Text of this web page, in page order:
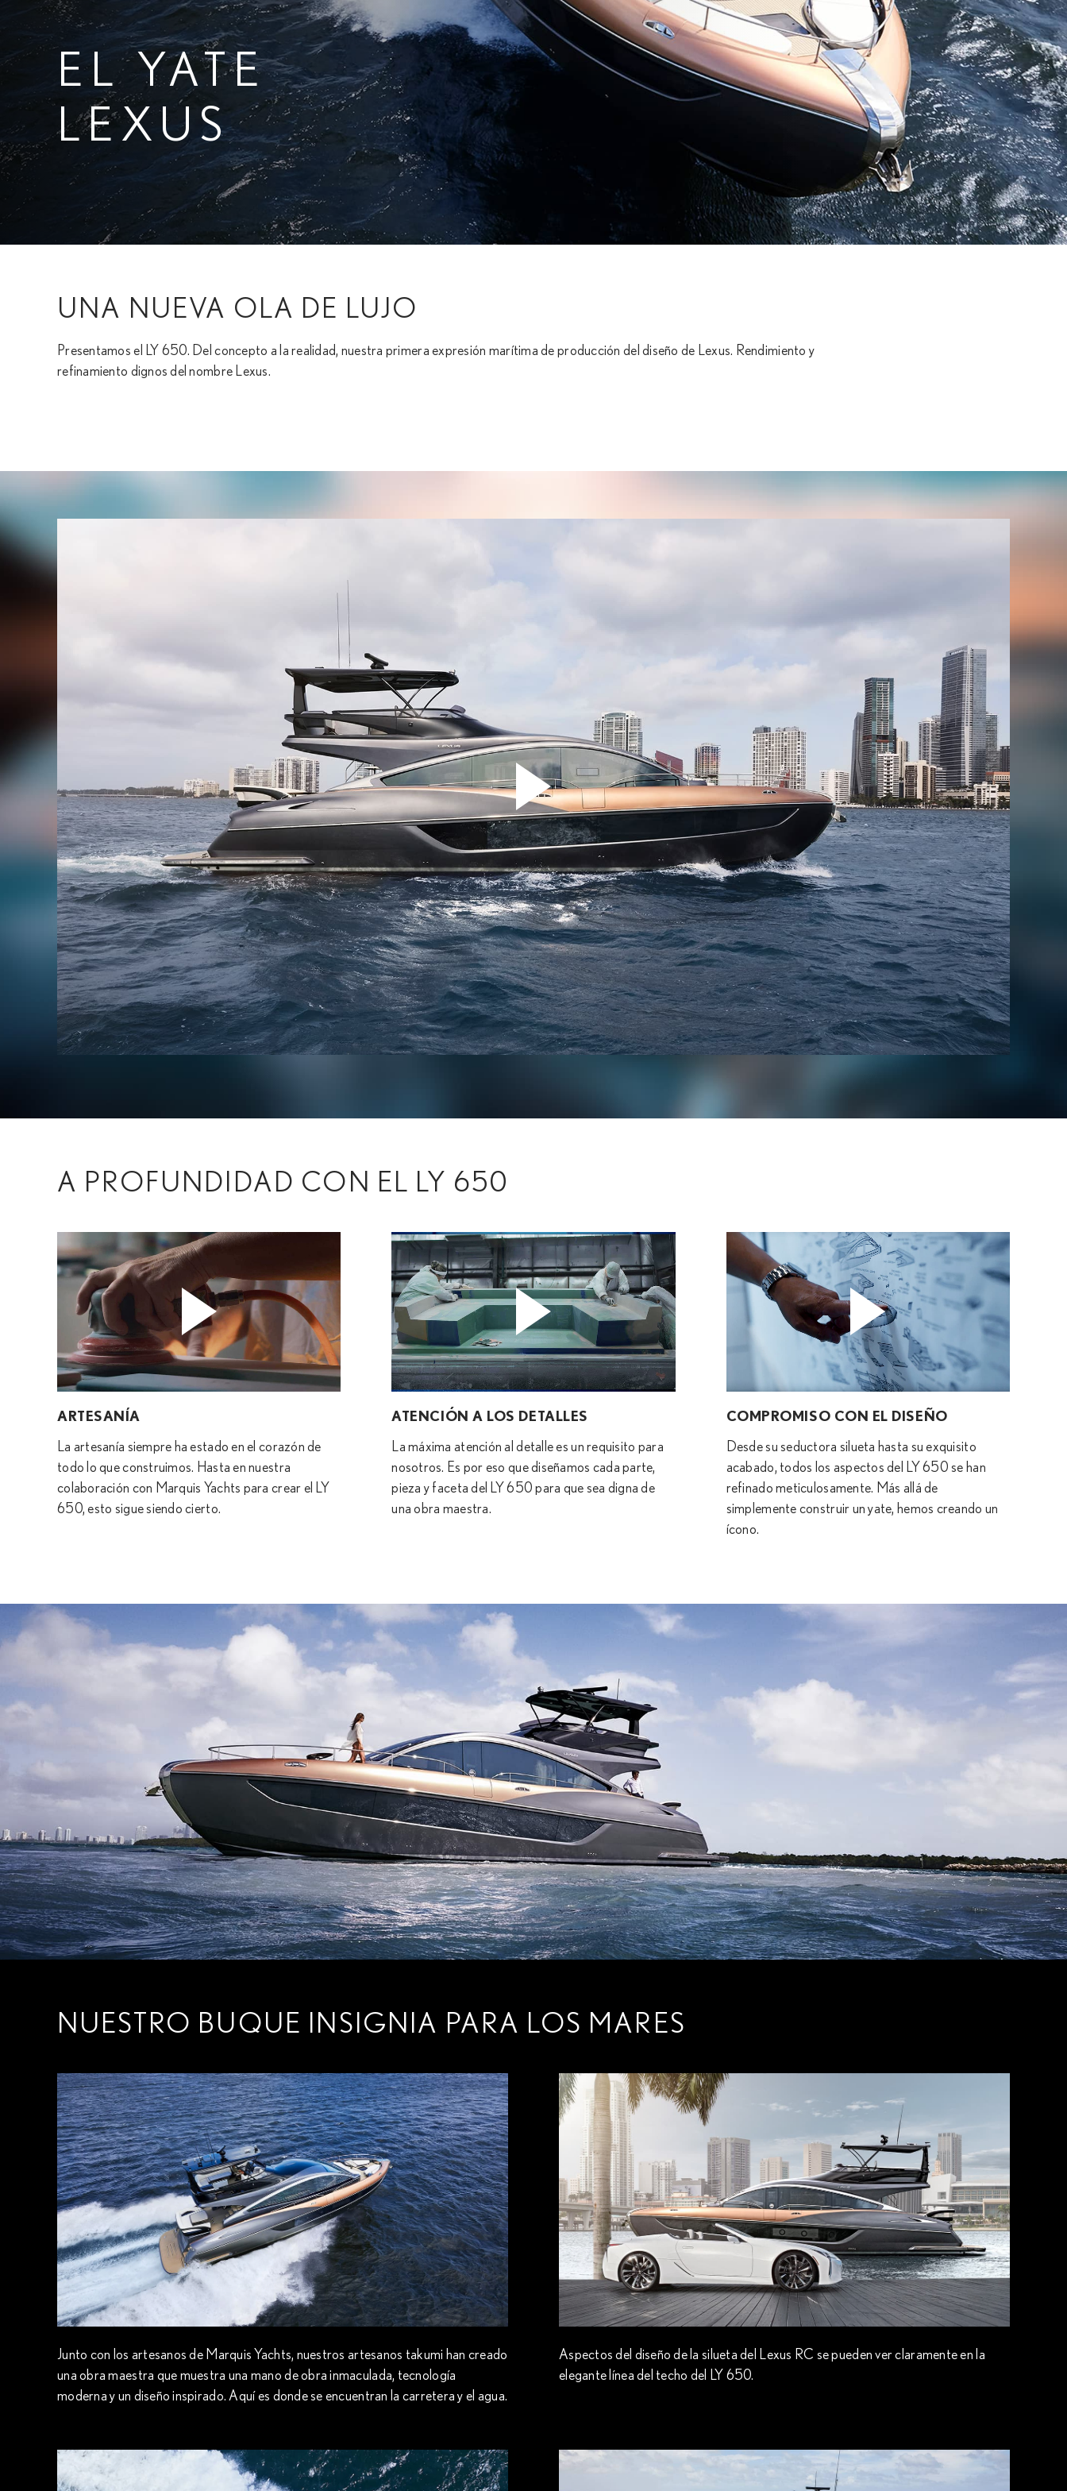
EL YATE
LEXUS
UNA NUEVA OLA DE LUJO
Presentamos el LY 650. Del concepto a la realidad, nuestra primera expresión marítima de producción del diseño de Lexus. Rendimiento y
refinamiento dignos del nombre Lexus.
A PROFUNDIDAD CON EL LY 650
ARTESANÍA
La artesanía siempre ha estado en el corazón de
todo lo que construimos. Hasta en nuestra
colaboración con Marquis Yachts para crear el LY
650, esto sigue siendo cierto.
ATENCIÓN A LOS DETALLES
La máxima atención al detalle es un requisito para
nosotros. Es por eso que diseñamos cada parte,
pieza y faceta del LY 650 para que sea digna de
una obra maestra.
COMPROMISO CON EL DISEÑO
Desde su seductora silueta hasta su exquisito
acabado, todos los aspectos del LY 650 se han
refinado meticulosamente. Más allá de
simplemente construir un yate, hemos creando un
ícono.
NUESTRO BUQUE INSIGNIA PARA LOS MARES
Junto con los artesanos de Marquis Yachts, nuestros artesanos takumi han creado
una obra maestra que muestra una mano de obra inmaculada, tecnología
moderna y un diseño inspirado. Aquí es donde se encuentran la carretera y el agua.
Aspectos del diseño de la silueta del Lexus RC se pueden ver claramente en la
elegante línea del techo del LY 650.